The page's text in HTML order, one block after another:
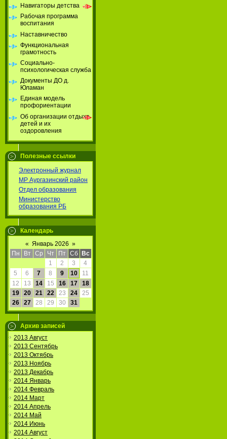
Навигаторы детства
Рабочая программа
воспитания
Наставничество
Функциональная
грамотность
Социально-
психологическая служба
Документы ДО д.
Юламан
Единая модель
профориентации
Об организации отдыха
детей и их
оздоровления
Полезные ссылки
Электронный журнал
МР Аургазинский район
Отдел образования
Министерство
образования РБ
Календарь
« Январь 2026 »
Пн
Вт Ср Чт Пт Сб
Вс
1
2 3
4
5
6 7 8 9 10
11
12
13 14 15 16 17
18
19
20 21 22 23 24
25
26
27 28 29 30 31
Архив записей
2013 Август
2013 Сентябрь
2013 Октябрь
2013 Ноябрь
2013 Декабрь
2014 Январь
2014 Февраль
2014 Март
2014 Апрель
2014 Май
2014 Июнь
2014 Август